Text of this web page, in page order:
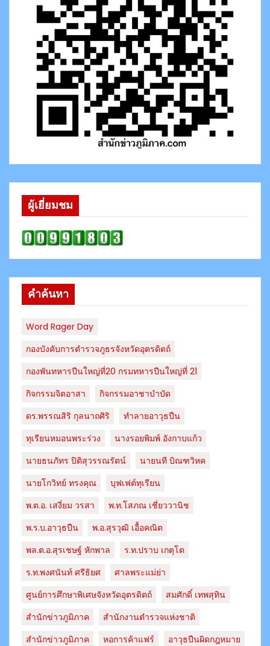
ผู้เยี่ยมชม
คำค้นหา
Word Rager Day
กองบังคับการตำรวจภูธรจังหวัดอุตรดิตถ์
กองพันทหารปืนใหญ่ที่20 กรมทหารปืนใหญ่ที่ 21
กิจกรรมจิตอาสา
กิจกรรมอาชาบำบัด
ดร.พรรณสิริ กุลนาถศิริ
ทำลายอาวุธปืน
ทุเรียนหมอนพระร่วง
นางรอยพิมพ์ อังกาบแก้ว
นายธนภัทร​ ปิติสุวรรณ​รัตน์​
นายนที บิณฑวิหค
นายโกวิทย์ ทรงคุณ
บุฟเฟต์ทุเรียน
พ.ต.อ. เสงี่ยม วรสา
พ.ท.โสภณ เชี่ยววานิช
พ.ร.บ.อาวุธปืน
พ.อ.สุรวุฒิ เอื้อคณิต
พล.ต.อ.สุรเชษฐ์ หักพาล
ร.ท.ปราบ เกตุโต
ร.ท.พงศนันท์ ศรีธิยศ
ศาลพระแม่ย่า
ศูนย์การศึกษาพิเศษจังหวัดอุตรดิตถ์
สมศักดิ์ เทพสุทิน
สำนักข่าวภูมิภาค
สำนักงานตำรวจแห่งชาติ
สํานักข่าวภูมิภาค
หอการค้าแฟร์
อาวุธปืนผิดกฎหมาย